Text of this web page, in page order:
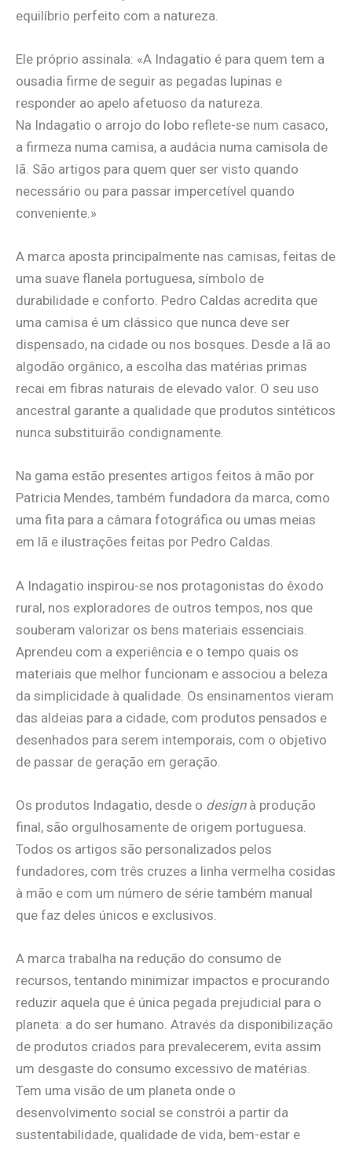
equilíbrio perfeito com a natureza.
Ele próprio assinala: «A Indagatio é para quem tem a
ousadia firme de seguir as pegadas lupinas e
responder ao apelo afetuoso da natureza.
Na Indagatio o arrojo do lobo reflete-se num casaco,
a firmeza numa camisa, a audácia numa camisola de
lã. São artigos para quem quer ser visto quando
necessário ou para passar impercetível quando
conveniente.»
A marca aposta principalmente nas camisas, feitas de
uma suave flanela portuguesa, símbolo de
durabilidade e conforto. Pedro Caldas acredita que
uma camisa é um clássico que nunca deve ser
dispensado, na cidade ou nos bosques. Desde a lã ao
algodão orgânico, a escolha das matérias primas
recai em fibras naturais de elevado valor. O seu uso
ancestral garante a qualidade que produtos sintéticos
nunca substituirão condignamente.
Na gama estão presentes artigos feitos à mão por
Patricia Mendes, também fundadora da marca, como
uma fita para a câmara fotográfica ou umas meias
em lã e ilustrações feitas por Pedro Caldas.
A Indagatio inspirou-se nos protagonistas do êxodo
rural, nos exploradores de outros tempos, nos que
souberam valorizar os bens materiais essenciais.
Aprendeu com a experiência e o tempo quais os
materiais que melhor funcionam e associou a beleza
da simplicidade à qualidade. Os ensinamentos vieram
das aldeias para a cidade, com produtos pensados e
desenhados para serem intemporais, com o objetivo
de passar de geração em geração.
Os produtos Indagatio, desde o designà produção
final, são orgulhosamente de origem portuguesa.
Todos os artigos são personalizados pelos
fundadores, com três cruzes a linha vermelha cosidas
à mão e com um número de série também manual
que faz deles únicos e exclusivos.
A marca trabalha na redução do consumo de
recursos, tentando minimizar impactos e procurando
reduzir aquela que é única pegada prejudicial para o
planeta: a do ser humano. Através da disponibilização
de produtos criados para prevalecerem, evita assim
um desgaste do consumo excessivo de matérias.
Tem uma visão de um planeta onde o
desenvolvimento social se constrói a partir da
sustentabilidade, qualidade de vida, bem-estar e